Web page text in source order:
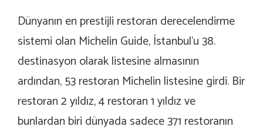
Dünyanın en prestijli restoran derecelendirme
sistemi olan Michelin Guide, İstanbul’u 38.
destinasyon olarak listesine almasının
ardından, 53 restoran Michelin listesine girdi. Bir
restoran 2 yıldız, 4 restoran 1 yıldız ve
bunlardan biri dünyada sadece 371 restoranın